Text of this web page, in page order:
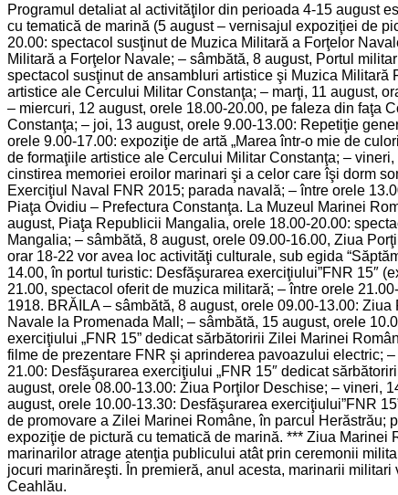
Programul detaliat al activităţilor din perioada 4-15 august
cu tematică de marină (5 august – vernisajul expoziţiei de
20.00: spectacol susţinut de Muzica Militară a Forţelor
Militară a Forţelor Navale; – sâmbătă, 8 august, Portul
spectacol susţinut de ansambluri artistice şi Muzica
artistice ale Cercului Militar Constanţa; – marţi, 11 august,
– miercuri, 12 august, orele 18.00-20.00, pe faleza din faţa
Constanţa; – joi, 13 august, orele 9.00-13.00: Repetiţie
orele 9.00-17.00: expoziţie de artă „Marea într-o mie de
de formaţiile artistice ale Cercului Militar Constanţa; –
cinstirea memoriei eroilor marinari şi a celor care îşi dorm
Exerciţiul Naval FNR 2015; parada navală; – între orele
Piaţa Ovidiu – Prefectura Constanţa. La Muzeul Marinei
august, Piaţa Republicii Mangalia, orele 18.00-20.00:
Mangalia; – sâmbătă, 8 august, orele 09.00-16.00, Ziua
orar 18-22 vor avea loc activităţi culturale, sub egida
14.00, în portul turistic: Desfăşurarea exerciţiului”FNR 15″
21.00, spectacol oferit de muzica militară; – între orele
1918. BRĂILA – sâmbătă, 8 august, orele 09.00-13.00:
Navale la Promenada Mall; – sâmbătă, 15 august, orele
exerciţiului „FNR 15” dedicat sărbătoririi Zilei Marinei
filme de prezentare FNR şi aprinderea pavoazului electric;
21.00: Desfăşurarea exerciţiului „FNR 15″ dedicat
august, orele 08.00-13.00: Ziua Porţilor Deschise; – vineri,
august, orele 10.00-13.30: Desfăşurarea exerciţiului”FNR
de promovare a Zilei Marinei Române, în parcul Herăstrău;
expoziţie de pictură cu tematică de marină. *** Ziua
marinarilor atrage atenţia publicului atât prin ceremonii
jocuri marinăreşti. În premieră, anul acesta, marinarii
Ceahlău.